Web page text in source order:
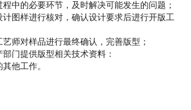
中的必要环节，及时解决可能发生的问题；
计图样进行核对，确认设计要求后进行开版工
师对样品进行最终确认，完善版型；
门提供版型相关技术资料：
他工作。